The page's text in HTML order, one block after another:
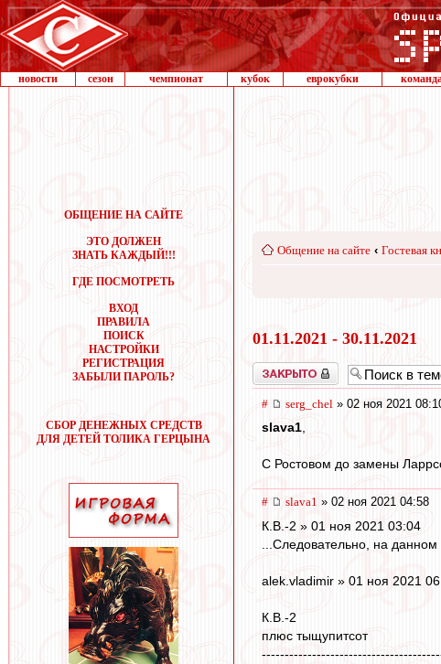
новости сезон чемпионат кубок еврокубки
ОБЩЕНИЕ НА САЙТЕ
ЭТО ДОЛЖЕН
ЗНАТЬ КАЖДЫЙ!!!
ГДЕ ПОСМОТРЕТЬ
ВХОД
ПРАВИЛА
ПОИСК
НАСТРОЙКИ
РЕГИСТРАЦИЯ
ЗАБЫЛИ ПАРОЛЬ?
СБОР ДЕНЕЖНЫХ СРЕДСТВ
ДЛЯ ДЕТЕЙ ТОЛИКА ГЕРЦЫНА
Общение на сайте ‹ Гостевая
01.11.2021 - 30.11.2021
Закрыто
# serg_chel » 02 ноя 2021
slava1,
С Ростовом до замены
# slava1 » 02 ноя 2021 04:58
К.В.-2 » 01 ноя 2021 03:04
...Следовательно, на
alek.vladimir » 01 ноя 2021
К.В.-2
плюс тыщупитсот